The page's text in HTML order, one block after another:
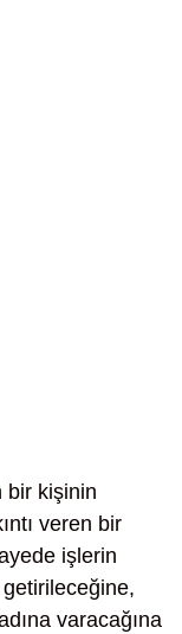
bir kişinin
veren bir
işlerin
varacağına